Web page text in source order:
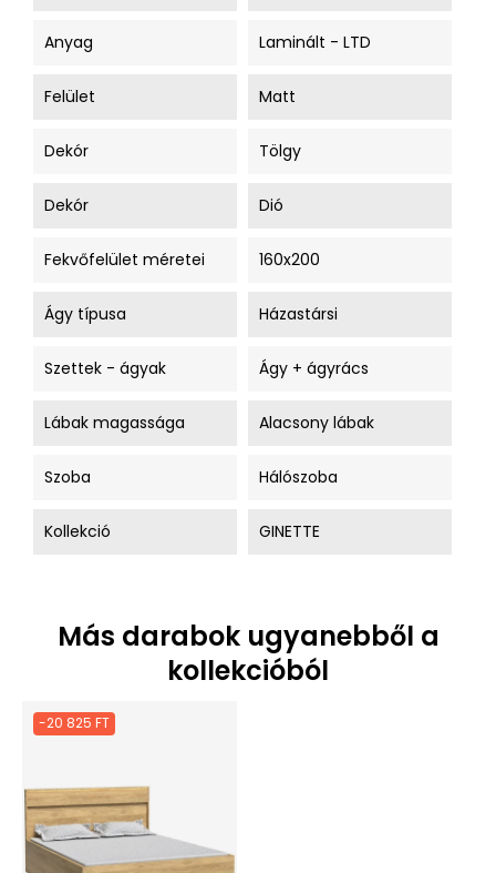
Anyag Laminált - LTD
Felület Matt
Dekór Tölgy
Dekór Dió
Fekvőfelület méretei 160x200
Ágy típusa Házastársi
Szettek - ágyak Ágy + ágyrács
Lábak magassága Alacsony lábak
Szoba Hálószoba
Kollekció GINETTE
Más darabok ugyanebből a
kollekcióból
-20 825 FT